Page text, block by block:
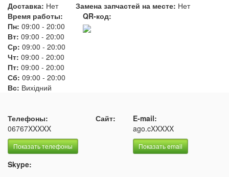
Доставка: Нет Замена запчастей на месте: Нет
Время работы:
Пн: 09:00 - 20:00
Вт: 09:00 - 20:00
Ср: 09:00 - 20:00
Чт: 09:00 - 20:00
Пт: 09:00 - 20:00
Сб: 09:00 - 20:00
Вс: Вихідний
QR-код:
Телефоны:
06767XXXXX
Показать телефоны
Сайт:
E-mail:
ago.cXXXXX
Показать email
Skype: